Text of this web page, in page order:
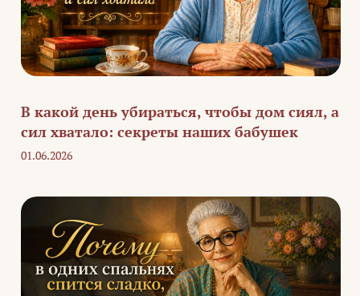
В какой день убираться, чтобы дом сиял, а
сил хватало: секреты наших бабушек
01.06.2026